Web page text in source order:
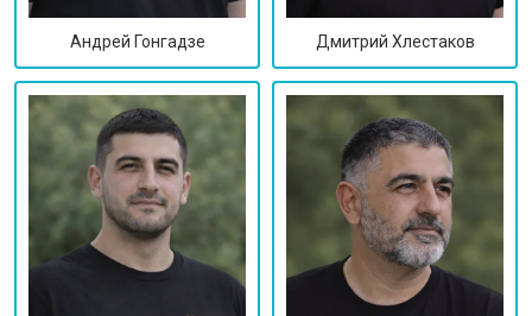
Андрей Гонгадзе Дмитрий Хлестаков